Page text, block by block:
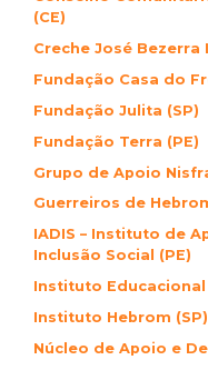
(CE)
Creche José Bezerra
Fundação Casa do
Fundação Julita (SP)
Fundação Terra (PE)
Grupo de Apoio
Guerreiros de
IADIS – Instituto de
Inclusão Social (PE)
Instituto Educacional
Instituto Hebrom (SP)
Núcleo de Apoio e